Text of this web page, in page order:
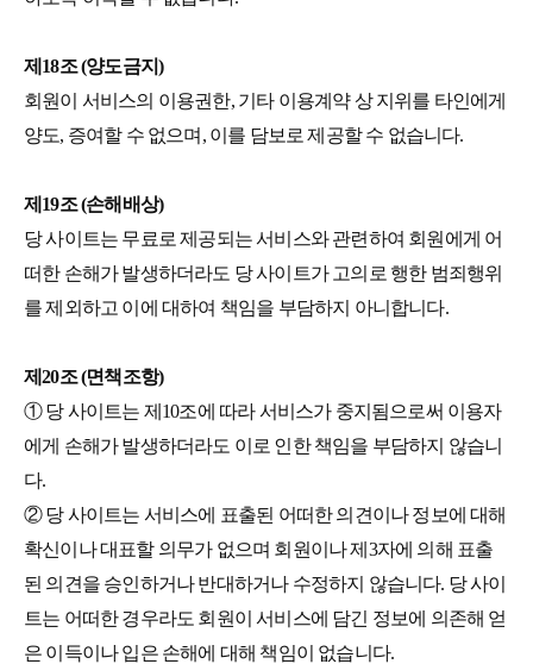
제18조 (양도금지)
회원이 서비스의 이용권한, 기타 이용계약 상 지위를 타인에게
양도, 증여할 수 없으며, 이를 담보로 제공할 수 없습니다.
제19조 (손해배상)
당 사이트는 무료로 제공되는 서비스와 관련하여 회원에게 어
떠한 손해가 발생하더라도 당 사이트가 고의로 행한 범죄행위
를 제외하고 이에 대하여 책임을 부담하지 아니합니다.
제20조 (면책조항)
① 당 사이트는 제10조에 따라 서비스가 중지됨으로써 이용자
에게 손해가 발생하더라도 이로 인한 책임을 부담하지 않습니
다.
② 당 사이트는 서비스에 표출된 어떠한 의견이나 정보에 대해
확신이나 대표할 의무가 없으며 회원이나 제3자에 의해 표출
된 의견을 승인하거나 반대하거나 수정하지 않습니다. 당 사이
트는 어떠한 경우라도 회원이 서비스에 담긴 정보에 의존해 얻
은 이득이나 입은 손해에 대해 책임이 없습니다.